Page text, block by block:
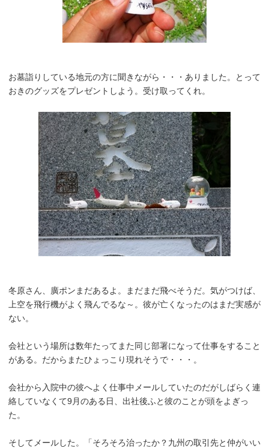
お墓詣りしている地元の方に聞きながら・・・ありました。とって
おきのグッズをプレゼントしよう。受け取ってくれ。
冬原さん、廣ポンまだあるよ。まだまだ飛べそうだ。気がつけば、
上空を飛行機がよく飛んでるな～。彼が亡くなったのはまだ実感が
ない。
会社という場所は数年たってまた同じ部署になって仕事をすること
がある。だからまたひょっこり現れそうで・・・。
会社から入院中の彼へよく仕事中メールしていたのだがしばらく連
絡していなくて9月のある日、出社後ふと彼のことが頭をよぎっ
た。
そしてメールした。「そろそろ治ったか？九州の取引先と仲がいい